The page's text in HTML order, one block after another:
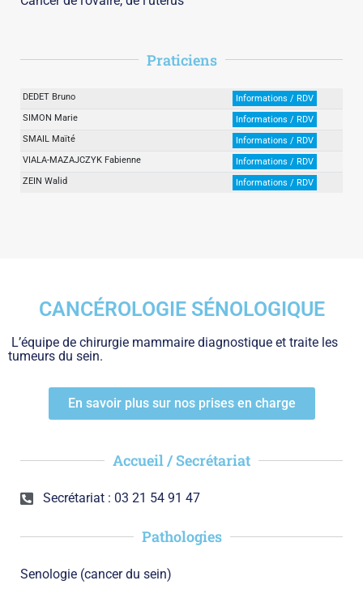
Praticiens
DEDET Bruno
Informations / RDV
SIMON Marie
Informations / RDV
SMAIL Maïté
Informations / RDV
VIALA-MAZAJCZYK Fabienne
Informations / RDV
ZEIN Walid
Informations / RDV
CANCÉROLOGIE SÉNOLOGIQUE
L’équipe de chirurgie mammaire diagnostique et traite les
tumeurs du sein.
En savoir plus sur nos prises en charge
Accueil / Secrétariat
Secrétariat : 03 21 54 91 47
Pathologies
Senologie (cancer du sein)